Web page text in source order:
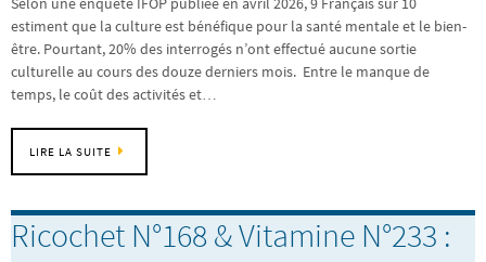
estiment que la culture est bénéfique pour la santé mentale et le bien-
être. Pourtant, 20% des interrogés n’ont effectué aucune sortie
culturelle au cours des douze derniers mois. Entre le manque de
temps, le coût des activités et…
LIRE LA SUITE
Ricochet N°168 & Vitamine N°233 :